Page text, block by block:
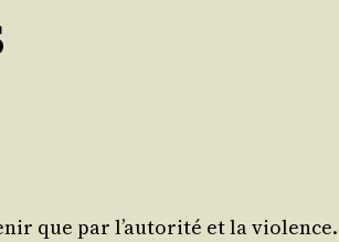
que par l’autorité et la violence.